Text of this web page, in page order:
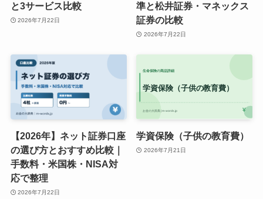
と3サービス比較
2026年7月22日
準と松井証券・マネックス
証券の比較
2026年7月22日
【2026年】ネット証券口座
の選び方とおすすめ比較｜
手数料・米国株・NISA対
応で整理
2026年7月22日
学資保険（子供の教育費）
2026年7月21日